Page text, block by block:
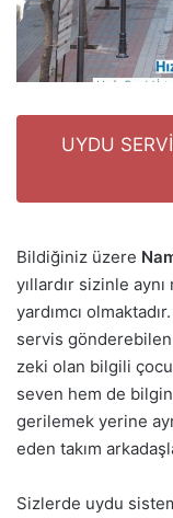
UYDU
Bildiğiniz üzere
yıllardır sizinle
yardımcı
servis gönderebilen
zeki olan bilgili
seven hem de
gerilemek yerine
eden takım
Sizlerde uydu